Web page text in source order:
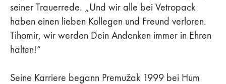
seiner Trauerrede. „Und wir alle bei Vetropack
haben einen lieben Kollegen und Freund verloren.
Tihomir, wir werden Dein Andenken immer in Ehren
halten!“
Seine Karriere begann Premužak 1999 bei Hum